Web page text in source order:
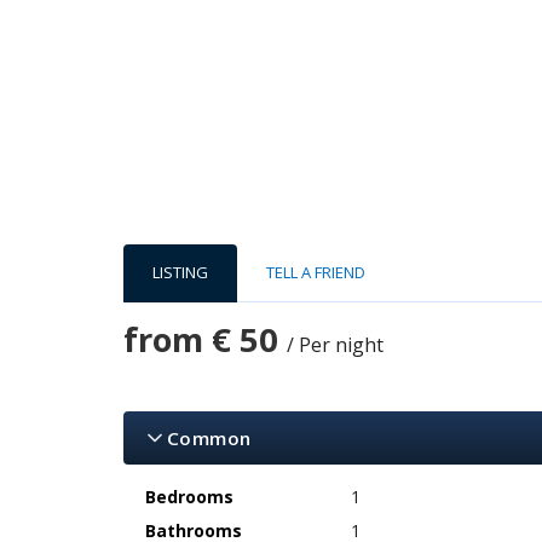
LISTING TELL A FRIEND
from € 50 / Per night
Common
Bedrooms
1
Bathrooms
1